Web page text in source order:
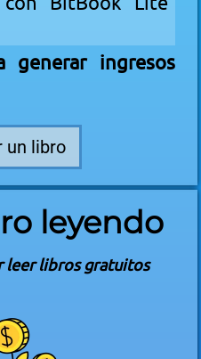
generar ingresos
un libro
leyendo
leer libros gratuitos